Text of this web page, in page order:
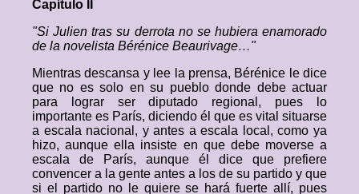
Capítulo II
"Si Julien tras su derrota no se hubiera enamorado
de la novelista Bérénice Beaurivage…"
Mientras descansa y lee la prensa, Bérénice le dice
que no es solo en su pueblo donde debe actuar
para lograr ser diputado regional, pues lo
importante es París, diciendo él que es vital situarse
a escala nacional, y antes a escala local, como ya
hizo, aunque ella insiste en que debe moverse a
escala de París, aunque él dice que prefiere
convencer a la gente antes a los de su partido y que
si el partido no le quiere se hará fuerte allí, pues